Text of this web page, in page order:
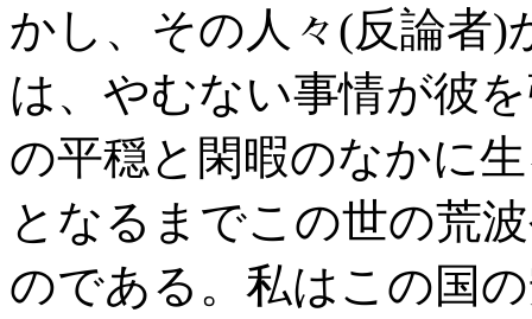
かし、その人々(反論者
は、やむない事情が彼
の平穏と閑暇のなかに
となるまでこの世の荒
のである。私はこの国